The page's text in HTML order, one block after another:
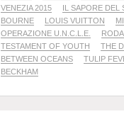
VENEZIA 2015
IL SAPORE DEL
BOURNE
LOUIS VUITTON
OPERAZIONE U.N.C.L.E.
TESTAMENT OF YOUTH
THE
BETWEEN OCEANS
TULIP
BECKHAM